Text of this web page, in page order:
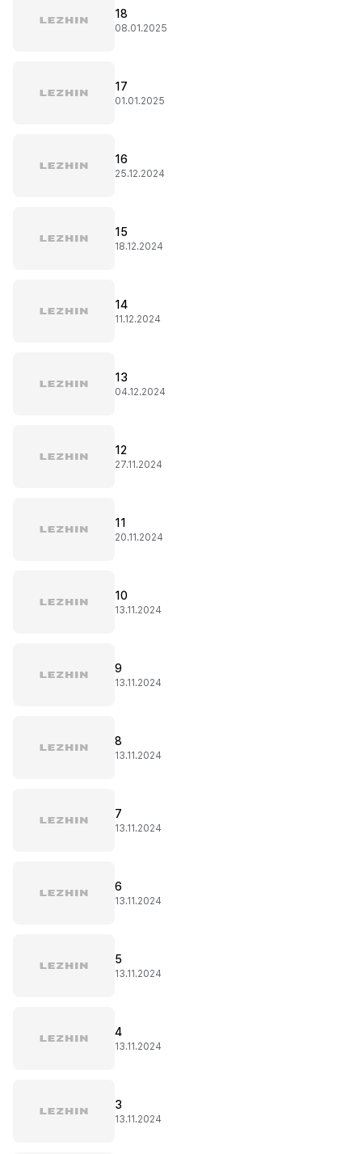
18
08.01.2025
17
01.01.2025
16
25.12.2024
15
18.12.2024
14
11.12.2024
13
04.12.2024
12
27.11.2024
11
20.11.2024
10
13.11.2024
9
13.11.2024
8
13.11.2024
7
13.11.2024
6
13.11.2024
5
13.11.2024
4
13.11.2024
3
13.11.2024